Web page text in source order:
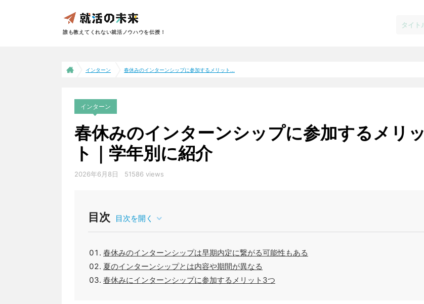
誰も教えてくれない就活ノウハウを伝授！
インターン 春休みのインターンシップに参加するメリット...
インターン
春休みのインターンシップに参加するメリッ
ト｜学年別に紹介
2026年6月8日 51586 views
目次 目次を開く
春休みのインターンシップは早期内定に繋がる可能性もある
夏のインターンシップとは内容や期間が異なる
春休みにインターンシップに参加するメリット3つ